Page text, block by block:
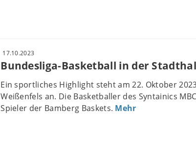
17.10.2023
Bundesliga-Basketball in der
Ein sportliches Highlight steht am 22. Oktober
Weißenfels an. Die Basketballer des Syntainics
Spieler der Bamberg Baskets. Mehr